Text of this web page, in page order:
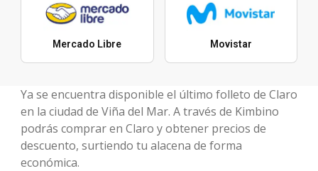
Mercado Libre Movistar
Ya se encuentra disponible el último folleto de Claro
en la ciudad de Viña del Mar. A través de Kimbino
podrás comprar en Claro y obtener precios de
descuento, surtiendo tu alacena de forma
económica.